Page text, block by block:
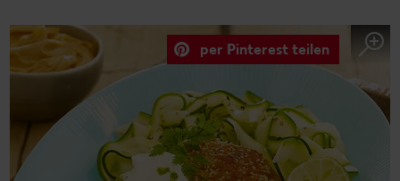
per Pinterest teilen